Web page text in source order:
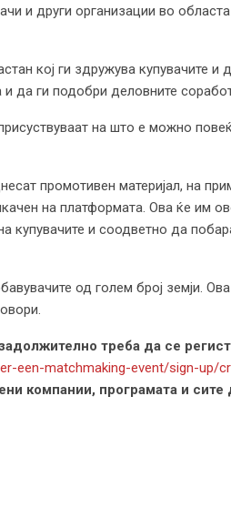
и други организации во
кој ги здружува купувачите и
да ги подобри деловните
на што е можно
промотивен материјал, на
на платформата. Ова ќе им
купувачите и соодветно да
од голем број земји.
треба да се
een-matchmaking-event/sign-up/
компании, програмата и сите